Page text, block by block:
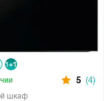
шкаф
5 (4)